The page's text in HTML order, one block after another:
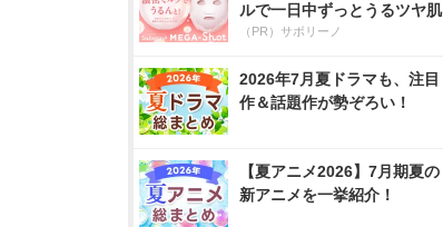
ルで一日中ずっとうるツヤ肌
（PR）サボリーノ
2026年7月夏ドラマも、注目
作＆話題作が勢ぞろい！
【夏アニメ2026】7月期夏の
新アニメを一挙紹介！